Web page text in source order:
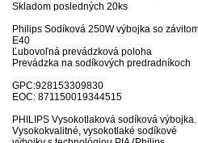
Skladom posledných 20ks
Philips Sodíková 250W výbojka so
E40
Ľubovoľná prevádzková poloha
Prevádzka na sodíkových predradníkoch
GPC:928153309830
EOC: 871150019344515
PHILIPS Vysokotlaková sodíková výbojka.
Vysokokvalitné, vysokotlaké sodíkové